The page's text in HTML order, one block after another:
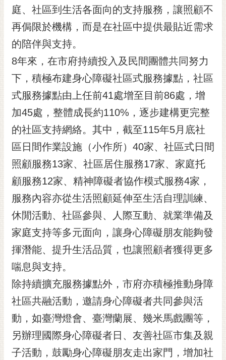
導
訂
閱
RSS
閱
子
報
市
民
信
箱
English
日
本
語
隱
私
權
及
安
全
政
策
庭、社區到生活各面向的支持服務，讓照顧不
再侷限於機構，而是在社區中提供最貼近需求
的陪伴與支持。
8年來，在市府持續投入及民間團體共同努力
下，積極布建身心障礙社區式服務據點，社區
式服務據點由上任前41處增至目前86處，增
加45處，整體成長約110%，逐步建構更完整
的社區支持網絡。其中，截至115年5月底社
區日間作業設施（小作所）40家、社區式日間
照顧服務13家、社區居住服務17家、家庭托
顧服務12家、精神障礙者協作模式服務4家，
服務內容亦從生活照顧延伸至生活自理訓練、
休閒活動、社區參與、人際互動、就業準備及
家庭支持等多元面向，讓身心障礙朋友能夠發
揮潛能、提升生活品質，也讓照顧者獲得更多
喘息與支持。
除持續擴充服務據點外，市府亦積極推動身障
社區共融活動，邀請身心障礙者共同參與活
動，如臺灣燈會、臺灣蘭展、幾米馬戲團等，
另辦理國際身心障礙者日、友善社區市集及親
子活動，鼓勵身心障礙朋友走出家門，增加社